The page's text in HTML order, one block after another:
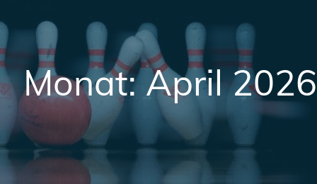
Monat:April 2026